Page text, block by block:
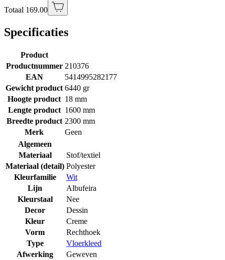
Totaal 169.00
Specificaties
Product
Productnummer 210376
EAN
5414995282177
Gewicht product 6440 gr
Hoogte product 18 mm
Lengte product 1600 mm
Breedte product 2300 mm
Merk
Geen
Algemeen
Materiaal
Stof/textiel
Materiaal (detail) Polyester
Kleurfamilie
Wit
Lijn
Albufeira
Kleurstaal
Nee
Decor
Dessin
Kleur
Creme
Vorm
Rechthoek
Type
Vloerkleed
Afwerking
Geweven